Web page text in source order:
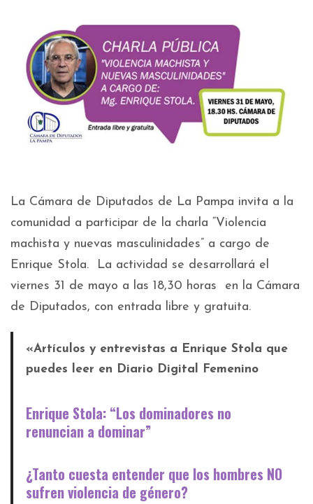
La Cámara de Diputados de La Pampa invita a la
comunidad a participar de la charla “Violencia
machista y nuevas masculinidades” a cargo de
Enrique Stola. La actividad se desarrollará el
viernes 31 de mayo a las 18,30 horas en la Cámara
de Diputados, con entrada libre y gratuita.
«Artículos y entrevistas a Enrique Stola que
puedes leer en Diario Digital Femenino
Enrique Stola: “Los dominadores no
renuncian a dominar”
¿Tanto cuesta entender que los hombres NO
sufren violencia de género?